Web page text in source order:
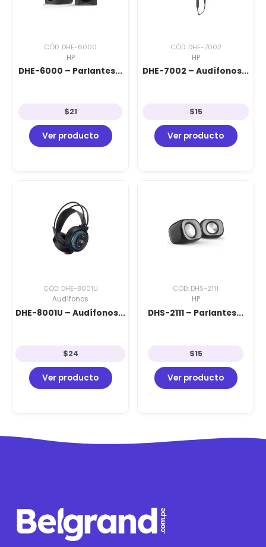
CÓD: DHE-6000
HP
DHE-6000 – Parlantes...
$21
Ver producto
CÓD: DHE-7002
HP
DHE-7002 – Audífonos...
$15
Ver producto
CÓD: DHE-8001U
Audífonos
DHE-8001U – Audífonos...
$24
Ver producto
CÓD: DHS-2111
HP
DHS-2111 – Parlantes...
$15
Ver producto